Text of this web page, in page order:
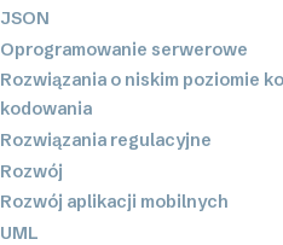
JSON
Oprogramowanie serwerowe
Rozwiązania o niskim poziomie
kodowania
Rozwiązania regulacyjne
Rozwój
Rozwój aplikacji mobilnych
UML